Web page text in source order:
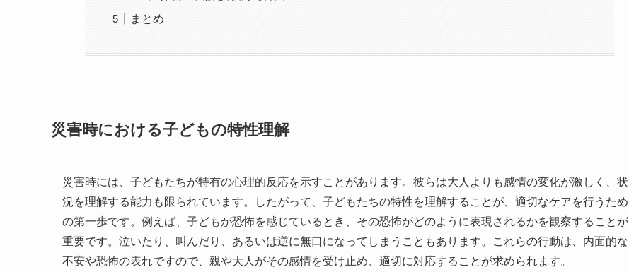
まとめ
災害時における子どもの特性理解
災害時には、子どもたちが特有の心理的反応を示すことがあります。彼らは大人よりも感情の変化が激しく、状
況を理解する能力も限られています。したがって、子どもたちの特性を理解することが、適切なケアを行うため
の第一歩です。例えば、子どもが恐怖を感じているとき、その恐怖がどのように表現されるかを観察することが
重要です。泣いたり、叫んだり、あるいは逆に無口になってしまうこともあります。これらの行動は、内面的な
不安や恐怖の表れですので、親や大人がその感情を受け止め、適切に対応することが求められます。